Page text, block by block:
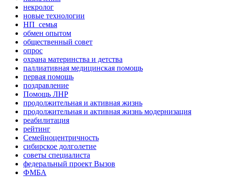
некролог
новые технологии
НП_семья
обмен опытом
общественный совет
опрос
охрана материнства и детства
паллиативная медицинская помощь
первая помощь
поздравление
Помощь ЛНР
продолжительная и активная жизнь
продолжительная и активная жизнь модернизация
реабилитация
рейтинг
Семейноцентричность
сибирское долголетие
советы специалиста
федеральный проект Вызов
ФМБА